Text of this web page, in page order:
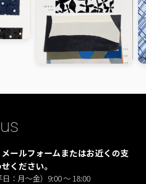
ールフォームまたはお近くの支
ください。
：月〜金）9:00 ～ 18:00